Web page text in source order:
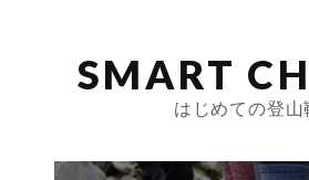
SMART
はじめての登山